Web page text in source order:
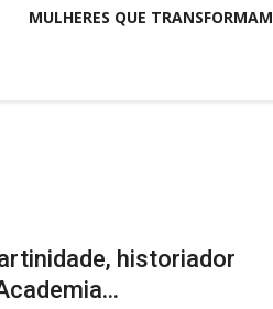
MULHERES QUE TRANSFORMAM
historiador